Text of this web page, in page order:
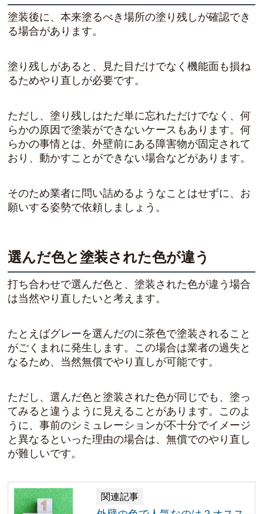
塗装後に、本来塗るべき場所の塗り残しが確認でき
る場合があります。
塗り残しがあると、見た目だけでなく機能面も損ね
るためやり直しが必要です。
ただし、塗り残しはただ単に忘れただけでなく、何
らかの原因で塗装ができないケースもあります。何
らかの事情とは、外壁前にある障害物が固定されて
おり、動かすことができない場合などがあります。
そのため業者に問い詰めるようなことはせずに、お
願いする姿勢で依頼しましょう。
選んだ色と塗装された色が違う
打ち合わせで選んだ色と、塗装された色が違う場合
は当然やり直したいと考えます。
たとえばグレーを選んだのに茶色で塗装されること
がごくまれに発生します。この場合は業者の過失と
なるため、当然無償でやり直しが可能です。
ただし、選んだ色と塗装された色が同じでも、塗っ
てみると違うように見えることがあります。このよ
うに、事前のシミュレーションが不十分でイメージ
と異なるといった理由の場合は、無償でのやり直し
が難しいです。
関連記事